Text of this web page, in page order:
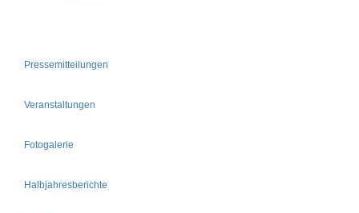
Pressemitteilungen
Veranstaltungen
Fotogalerie
Halbjahresberichte